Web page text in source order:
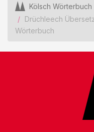
Kölsch Wörterbuch
Drüchleech
Wörterbuch